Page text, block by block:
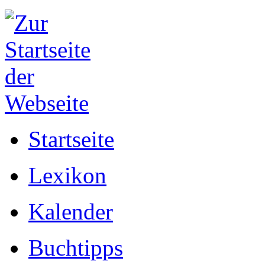
Startseite
Lexikon
Kalender
Buchtipps